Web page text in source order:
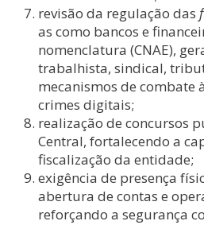
revisão da regulação das
as como bancos e
nomenclatura (CNAE),
trabalhista, sindical,
mecanismos de combate
crimes digitais;
realização de concursos
Central, fortalecendo a
fiscalização da entidade;
exigência de presença
abertura de contas e
reforçando a segurança